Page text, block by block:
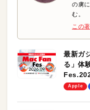
の虜
む。
この
最新ガ
る」体
します
Apple